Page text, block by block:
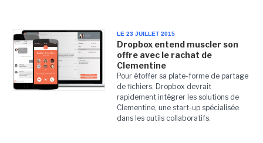
LE 23 JUILLET 2015
Dropbox entend muscler son
offre avec le rachat de
Clementine
Pour étoffer sa plate-forme de partage
de fichiers, Dropbox devrait
rapidement intégrer les solutions de
Clementine, une start-up spécialisée
dans les outils collaboratifs.